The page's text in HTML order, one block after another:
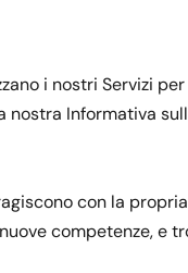
i nostri Servizi
Informativa
con la
competenze, e